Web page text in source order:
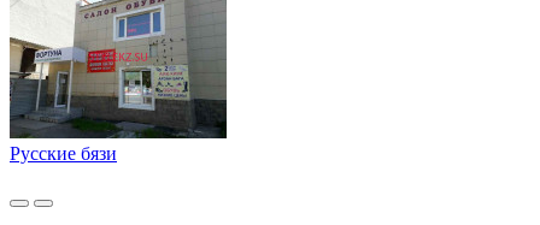
Русские бязи